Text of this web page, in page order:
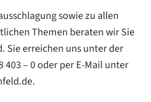
sowie zu allen
Themen beraten wir Sie
Sie erreichen uns unter der
403 – 0 oder per E-Mail unter
.